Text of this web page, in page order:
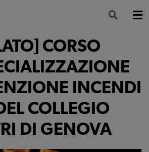
TRASPARENTE
CORSO
INCENDI
COLLEGIO
DI GENOVA